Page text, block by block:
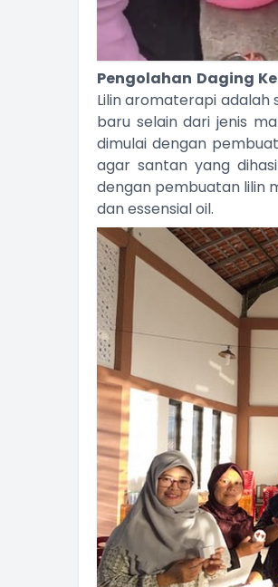
Pengolahan Daging
Lilin aromaterapi adalah
baru selain dari jenis
dimulai dengan
agar santan yang
dengan pembuatan lilin
dan essensial oil.